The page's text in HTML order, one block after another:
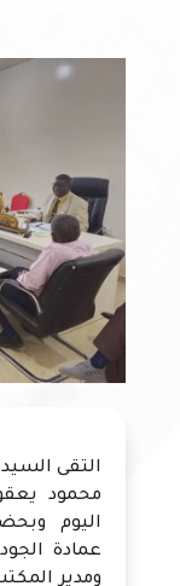
التقى
محمود
اليوم
عمادة
ومدير